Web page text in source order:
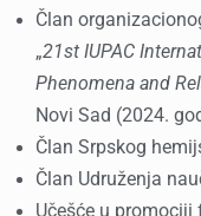
Član
„21st IUPAC
Phenomena and
Novi Sad (2024.
Član Srpskog
Član Udruženja
Učešće u